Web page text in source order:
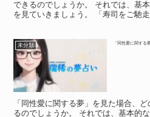
できるのでしょうか。 それでは、基
を見ていきましょう。 「寿司をご馳
未分類 「同性愛に関する
「同性愛に関する夢」を見た場合、
るのでしょうか。 それでは、基本的